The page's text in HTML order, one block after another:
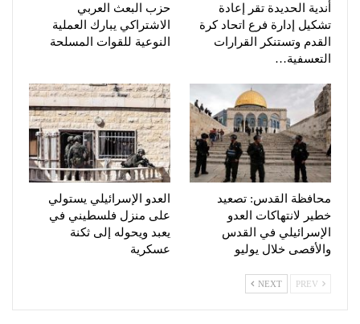
أندية الحديدة تقر إعادة
تشكيل إدارة فرع اتحاد كرة
القدم وتستنكر القرارات
التعسفية…
حزب البعث العربي
الاشتراكي يبارك العملية
النوعية للقوات المسلحة
محافظة القدس: تصعيد
خطير لانتهاكات العدو
الإسرائيلي في القدس
والأقصى خلال يوليو
العدو الإسرائيلي يستولي
على منزل فلسطيني في
يعبد ويحوله إلى ثكنة
عسكرية
NEXT